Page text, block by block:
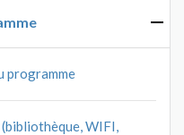
programme
WIFI,